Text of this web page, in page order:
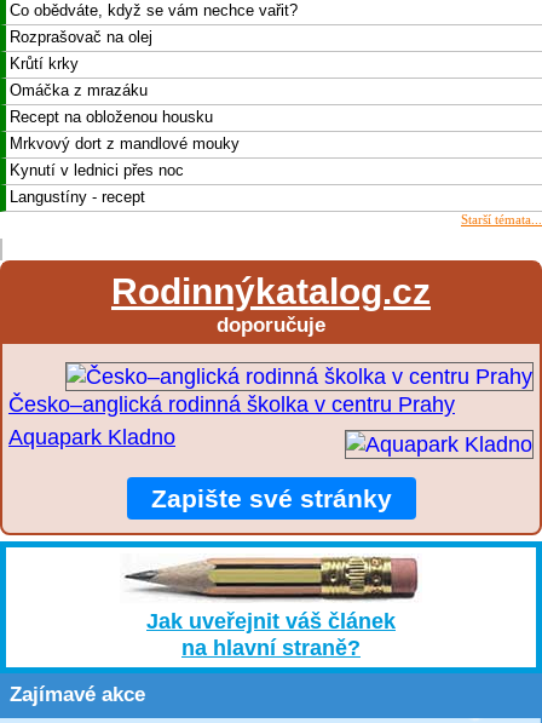
Co obědváte, když se vám nechce vařit?
Rozprašovač na olej
Krůtí krky
Omáčka z mrazáku
Recept na obloženou housku
Mrkvový dort z mandlové mouky
Kynutí v lednici přes noc
Langustíny - recept
Starší témata...
Rodinnýkatalog.cz
doporučuje
Česko–anglická rodinná školka v centru Prahy
Aquapark Kladno
Zapište své stránky
Jak uveřejnit váš článek
na hlavní straně?
Zajímavé akce